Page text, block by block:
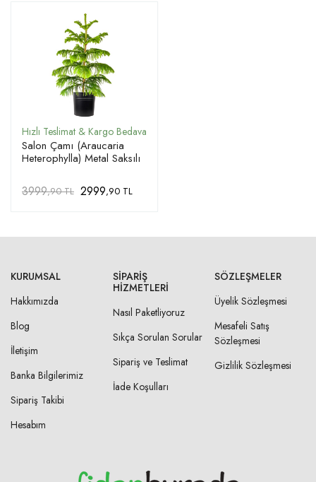
Salon Çamı (Araucaria
Heterophylla) Metal Saksılı
3999,90 TL 2999,90 TL
KURUMSAL
Hakkımızda
Blog
İletişim
Banka Bilgilerimiz
Sipariş Takibi
Hesabım
SIPARIŞ
HIZMETLERI
Nasıl Paketliyoruz
Sıkça Sorulan Sorular
Sipariş ve Teslimat
İade Koşulları
SÖZLEŞMELER
Üyelik Sözleşmesi
Mesafeli Satış
Sözleşmesi
Gizlilik Sözleşmesi